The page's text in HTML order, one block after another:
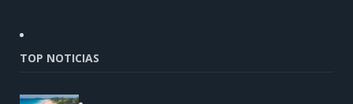
TOP NOTICIAS